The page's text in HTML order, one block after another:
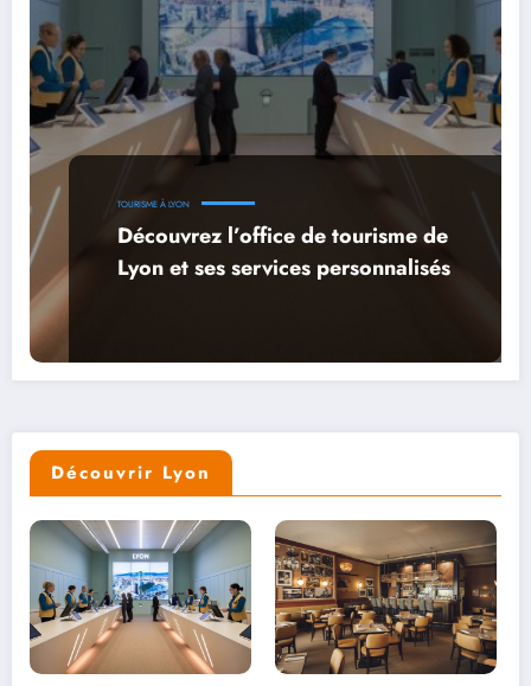
TOURISME À LYON
Découvrez l’office de tourisme de
Lyon et ses services personnalisés
Découvrir Lyon